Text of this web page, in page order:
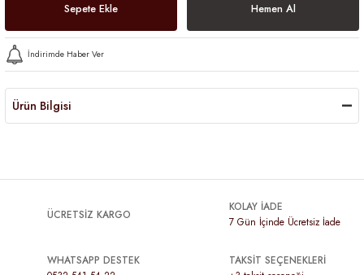
Sepete Ekle Hemen Al
İndirimde Haber Ver
Ürün Bilgisi
ÜCRETSİZ KARGO
KOLAY İADE
7 Gün İçinde Ücretsiz İade
WHATSAPP DESTEK
TAKSİT SEÇENEKLERİ